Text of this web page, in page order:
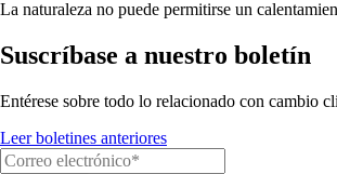
La naturaleza no puede permitirse un
Suscríbase a nuestro boletín
Entérese sobre todo lo relacionado con cambio
Leer boletines anteriores